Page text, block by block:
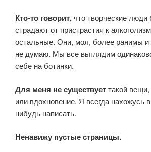
Кто-то говорит, что творческие
страдают от пристрастия к
остальные. Они, мол, более ранимы и
не думаю. Мы все выглядим
себе на ботинки.
Для меня не существуеттакой вещи,
или вдохновение. Я всегда нахожусь
нибудь написать.
Ненавижу пустые страницы.